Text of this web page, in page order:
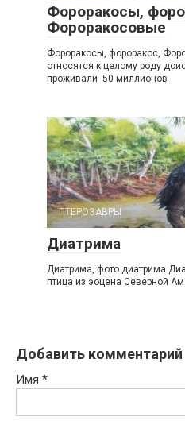
Фороракосы,
Фороракосовые
Фороракосы, фороракос,
относятся к целому роду
проживали 50 миллионов
ПТЕРОЗАВРЫ
Диатрима
Диатрима, фото диатрима
птица из эоцена Северной
Добавить комментарий
Имя *